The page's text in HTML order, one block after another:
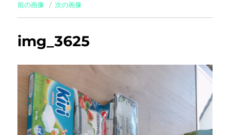
前の画像 次の画像
img_3625